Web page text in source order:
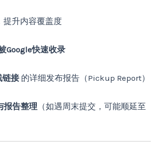
提升内容覆盖度
Google快速收录
链接 的详细发布报告（Pickup Report）
报告整理 （如遇周末提交，可能顺延至